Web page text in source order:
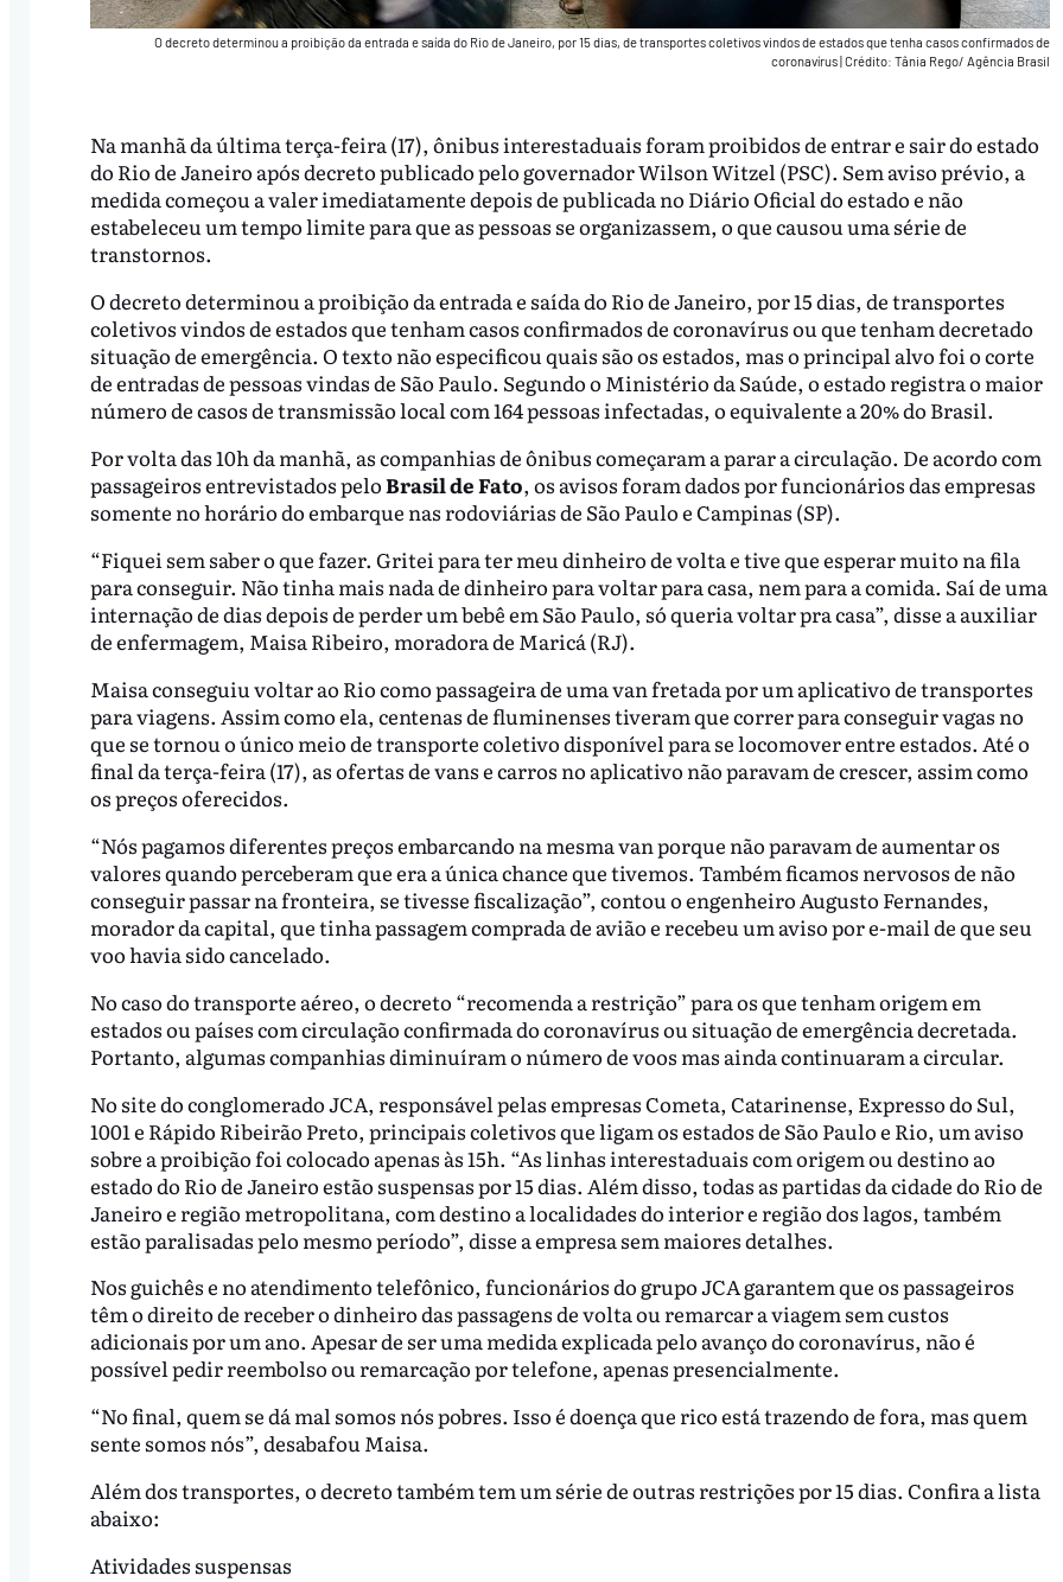
O decreto determinou a proibição da entrada e saída do Rio de Janeiro, por 15 dias, de transportes coletivos vindos de estados que tenha casos confirmados de
coronavírus|Crédito: Tânia Rego/ Agência Brasil
Na manhã da última terça-feira (17), ônibus interestaduais foram proibidos de entrar e sair do estado
do Rio de Janeiro após decreto publicado pelo governador Wilson Witzel (PSC). Sem aviso prévio, a
medida começou a valer imediatamente depois de publicada no Diário Oficial do estado e não
estabeleceu um tempo limite para que as pessoas se organizassem, o que causou uma série de
transtornos.
O decreto determinou a proibição da entrada e saída do Rio de Janeiro, por 15 dias, de transportes
coletivos vindos de estados que tenham casos confirmados de coronavírus ou que tenham decretado
situação de emergência. O texto não especificou quais são os estados, mas o principal alvo foi o corte
de entradas de pessoas vindas de São Paulo. Segundo o Ministério da Saúde, o estado registra o maior
número de casos de transmissão local com 164 pessoas infectadas, o equivalente a 20% do Brasil.
Por volta das 10h da manhã, as companhias de ônibus começaram a parar a circulação. De acordo com
passageiros entrevistados peloBrasil de Fato, os avisos foram dados por funcionários das empresas
somente no horário do embarque nas rodoviárias de São Paulo e Campinas (SP).
“Fiquei sem saber o que fazer. Gritei para ter meu dinheiro de volta e tive que esperar muito na fila
para conseguir. Não tinha mais nada de dinheiro para voltar para casa, nem para a comida. Saí de uma
internação de dias depois de perder um bebê em São Paulo, só queria voltar pra casa”, disse a auxiliar
de enfermagem, Maisa Ribeiro, moradora de Maricá (RJ).
Maisa conseguiu voltar ao Rio como passageira de uma van fretada por um aplicativo de transportes
para viagens. Assim como ela, centenas de fluminenses tiveram que correr para conseguir vagas no
que se tornou o único meio de transporte coletivo disponível para se locomover entre estados. Até o
final da terça-feira (17), as ofertas de vans e carros no aplicativo não paravam de crescer, assim como
os preços oferecidos.
“Nós pagamos diferentes preços embarcando na mesma van porque não paravam de aumentar os
valores quando perceberam que era a única chance que tivemos. Também ficamos nervosos de não
conseguir passar na fronteira, se tivesse fiscalização”, contou o engenheiro Augusto Fernandes,
morador da capital, que tinha passagem comprada de avião e recebeu um aviso por e-mail de que seu
voo havia sido cancelado.
No caso do transporte aéreo, o decreto “recomenda a restrição” para os que tenham origem em
estados ou países com circulação confirmada do coronavírus ou situação de emergência decretada.
Portanto, algumas companhias diminuíram o número de voos mas ainda continuaram a circular.
No site do conglomerado JCA, responsável pelas empresas Cometa, Catarinense, Expresso do Sul,
1001 e Rápido Ribeirão Preto, principais coletivos que ligam os estados de São Paulo e Rio, um aviso
sobre a proibição foi colocado apenas às 15h. “As linhas interestaduais com origem ou destino ao
estado do Rio de Janeiro estão suspensas por 15 dias. Além disso, todas as partidas da cidade do Rio de
Janeiro e região metropolitana, com destino a localidades do interior e região dos lagos, também
estão paralisadas pelo mesmo período”, disse a empresa sem maiores detalhes.
Nos guichês e no atendimento telefônico, funcionários do grupo JCA garantem que os passageiros
têm o direito de receber o dinheiro das passagens de volta ou remarcar a viagem sem custos
adicionais por um ano. Apesar de ser uma medida explicada pelo avanço do coronavírus, não é
possível pedir reembolso ou remarcação por telefone, apenas presencialmente.
“No final, quem se dá mal somos nós pobres. Isso é doença que rico está trazendo de fora, mas quem
sente somos nós”, desabafou Maisa.
Além dos transportes, o decreto também tem um série de outras restrições por 15 dias. Confira a lista
abaixo:
Atividades suspensas